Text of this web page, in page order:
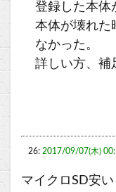
登録した本体
本体が壊れた
なかった。
詳しい方、補
26: 2017/09/07(木)
マイクロSD安い